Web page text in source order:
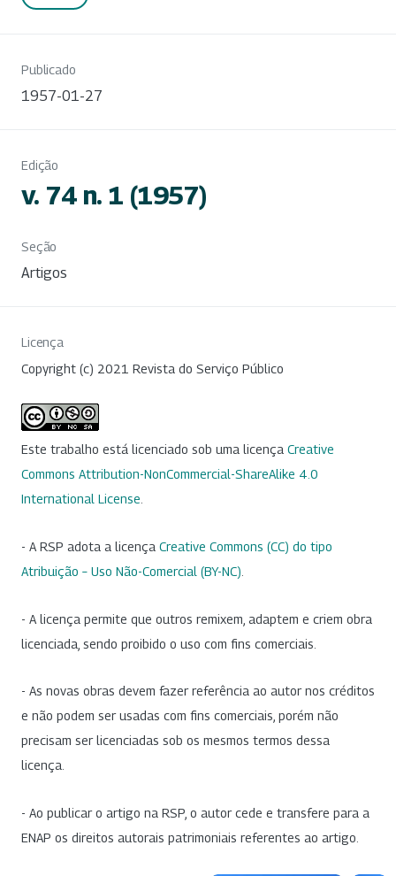
Publicado
1957-01-27
Edição
v. 74 n. 1 (1957)
Seção
Artigos
Licença
Copyright (c) 2021 Revista do Serviço Público
Este trabalho está licenciado sob uma licença Creative
Commons Attribution-NonCommercial-ShareAlike 4.0
International License
- A RSP adota a licença Creative Commons (CC) do tipo
Atribuição – Uso Não-Comercial (BY-NC)
- A licença permite que outros remixem, adaptem e criem obra
licenciada, sendo proibido o uso com fins comerciais.
- As novas obras devem fazer referência ao autor nos créditos
e não podem ser usadas com fins comerciais, porém não
precisam ser licenciadas sob os mesmos termos dessa
licença.
- Ao publicar o artigo na RSP, o autor cede e transfere para a
ENAP os direitos autorais patrimoniais referentes ao artigo.